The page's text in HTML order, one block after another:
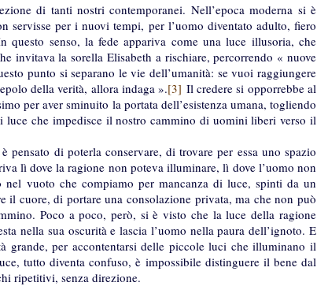
di tanti nostri contemporanei. Nell’epoca moderna si è
servisse per i nuovi tempi, per l’uomo diventato adulto, fiero
senso, la fede appariva come una luce illusoria, che
invitava la sorella Elisabeth a rischiare, percorrendo « nuove
punto si separano le vie dell’umanità: se vuoi raggiungere
della verità, allora indaga ».[3] Il credere si opporrebbe al
per aver sminuito la portata dell’esistenza umana, togliendo
luce che impedisce il nostro cammino di uomini liberi verso il
pensato di poterla conservare, di trovare per essa uno spazio
lì dove la ragione non poteva illuminare, lì dove l’uomo non
vuoto che compiamo per mancanza di luce, spinti da un
il cuore, di portare una consolazione privata, ma che non può
Poco a poco, però, si è visto che la luce della ragione
nella sua oscurità e lascia l’uomo nella paura dell’ignoto. E
grande, per accontentarsi delle piccole luci che illuminano il
tutto diventa confuso, è impossibile distinguere il bene dal
ripetitivi, senza direzione.